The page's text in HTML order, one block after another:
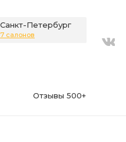
Санкт-Петербург
7 салонов
Отзывы 500+